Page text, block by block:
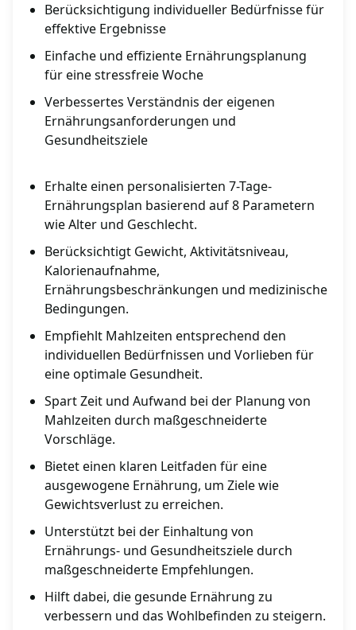
Berücksichtigung individueller Bedürfnisse für
effektive Ergebnisse
Einfache und effiziente Ernährungsplanung
für eine stressfreie Woche
Verbessertes Verständnis der eigenen
Ernährungsanforderungen und
Gesundheitsziele
Erhalte einen personalisierten 7-Tage-
Ernährungsplan basierend auf 8 Parametern
wie Alter und Geschlecht.
Berücksichtigt Gewicht, Aktivitätsniveau,
Kalorienaufnahme,
Ernährungsbeschränkungen und medizinische
Bedingungen.
Empfiehlt Mahlzeiten entsprechend den
individuellen Bedürfnissen und Vorlieben für
eine optimale Gesundheit.
Spart Zeit und Aufwand bei der Planung von
Mahlzeiten durch maßgeschneiderte
Vorschläge.
Bietet einen klaren Leitfaden für eine
ausgewogene Ernährung, um Ziele wie
Gewichtsverlust zu erreichen.
Unterstützt bei der Einhaltung von
Ernährungs- und Gesundheitsziele durch
maßgeschneiderte Empfehlungen.
Hilft dabei, die gesunde Ernährung zu
verbessern und das Wohlbefinden zu steigern.